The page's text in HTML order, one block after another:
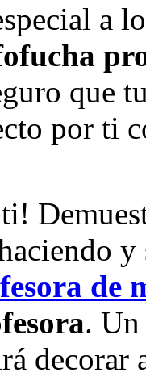
a
que
por ti
de
.
decorar